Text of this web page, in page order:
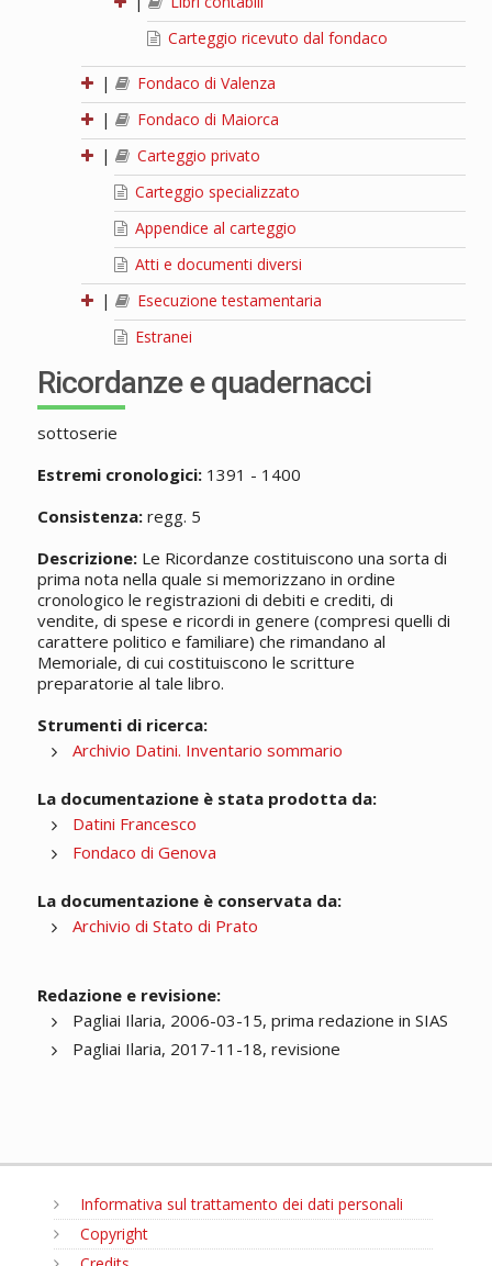
Carteggio ricevuto dal fondaco
|
Fondaco di Valenza
|
Fondaco di Maiorca
|
Carteggio privato
Carteggio specializzato
Appendice al carteggio
Atti e documenti diversi
|
Esecuzione testamentaria
Estranei
Ricordanze e quadernacci
sottoserie
Estremi cronologici:1391 - 1400
Consistenza:regg. 5
Descrizione:Le Ricordanze costituiscono una sorta di
prima nota nella quale si memorizzano in ordine
cronologico le registrazioni di debiti e crediti, di
vendite, di spese e ricordi in genere (compresi quelli di
carattere politico e familiare) che rimandano al
Memoriale, di cui costituiscono le scritture
preparatorie al tale libro.
Strumenti di ricerca:
Archivio Datini. Inventario sommario
La documentazione è stata prodotta da:
Datini Francesco
Fondaco di Genova
La documentazione è conservata da:
Archivio di Stato di Prato
Redazione e revisione:
Pagliai Ilaria, 2006-03-15, prima redazione in SIAS
Pagliai Ilaria, 2017-11-18, revisione
Informativa sul trattamento dei dati personali
Copyright